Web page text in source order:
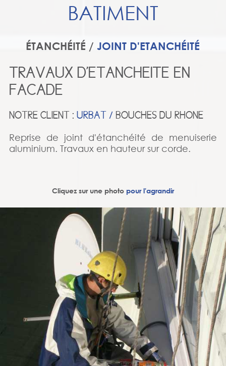
BATIMENT
ÉTANCHÉITÉ /JOINT D'ETANCHÉITÉ
TRAVAUX D'ETANCHEITE EN
FACADE
NOTRE CLIENT : URBAT / BOUCHES DU RHONE
Reprise de joint d'étanchéité de menuiserie
aluminium. Travaux en hauteur sur corde.
Cliquez sur une photo pour l'agrandir